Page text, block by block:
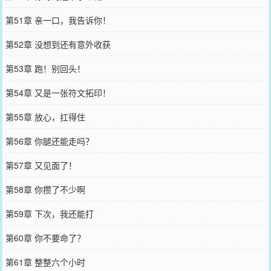
第51章 亲一口，我告诉你！
第52章 没想到还有意外收获
第53章 跑！别回头！
第54章 又是一张符文拓印！
第55章 放心，扛得住
第56章 你腿还能走吗？
第57章 又见面了！
第58章 你攒了不少啊
第59章 下次，我还能打
第60章 你不要命了？
第61章 整整六个小时